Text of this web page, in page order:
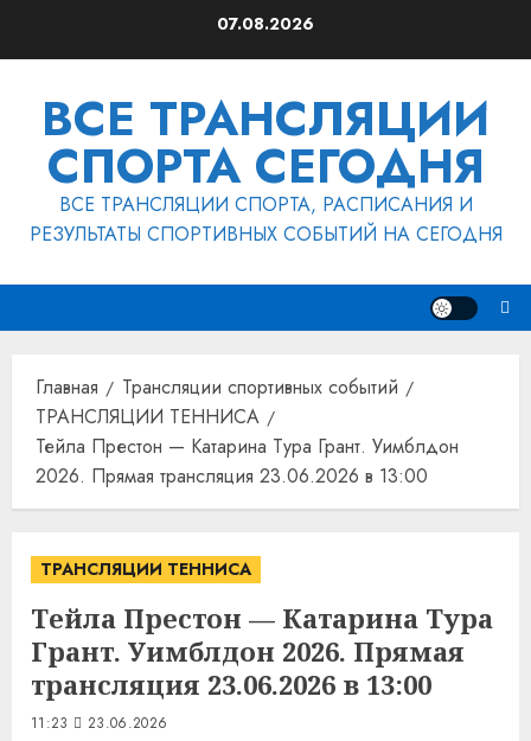
07.08.2026
ВСЕ ТРАНСЛЯЦИИ
СПОРТА СЕГОДНЯ
ВСЕ ТРАНСЛЯЦИИ СПОРТА, РАСПИСАНИЯ И
РЕЗУЛЬТАТЫ СПОРТИВНЫХ СОБЫТИЙ НА СЕГОДНЯ
Главная
Трансляции спортивных событий
ТРАНСЛЯЦИИ ТЕННИСА
Тейла Престон — Катарина Тура Грант. Уимблдон
2026. Прямая трансляция 23.06.2026 в 13:00
ТРАНСЛЯЦИИ ТЕННИСА
Тейла Престон — Катарина Тура
Грант. Уимблдон 2026. Прямая
трансляция 23.06.2026 в 13:00
11:23 23.06.2026